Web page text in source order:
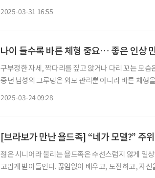
2025-03-31 16:55
나이 들수록 바른 체형 중요… 좋은 인상
구부정한 자세, 짝다리를 짚고 앉거나 다리 꼬는 모
중년 남성의 그루밍은 외모 관리뿐 아니라 바른 체형
2025-03-24 09:28
[브라보가 만난 욜드족] “네가 모델?” 주
젊은 시니어라 불리는 욜드족은 수선스럽지 않게 일
고맙게 받아들인다. 끊임없이 배우고, 도전하고, 자